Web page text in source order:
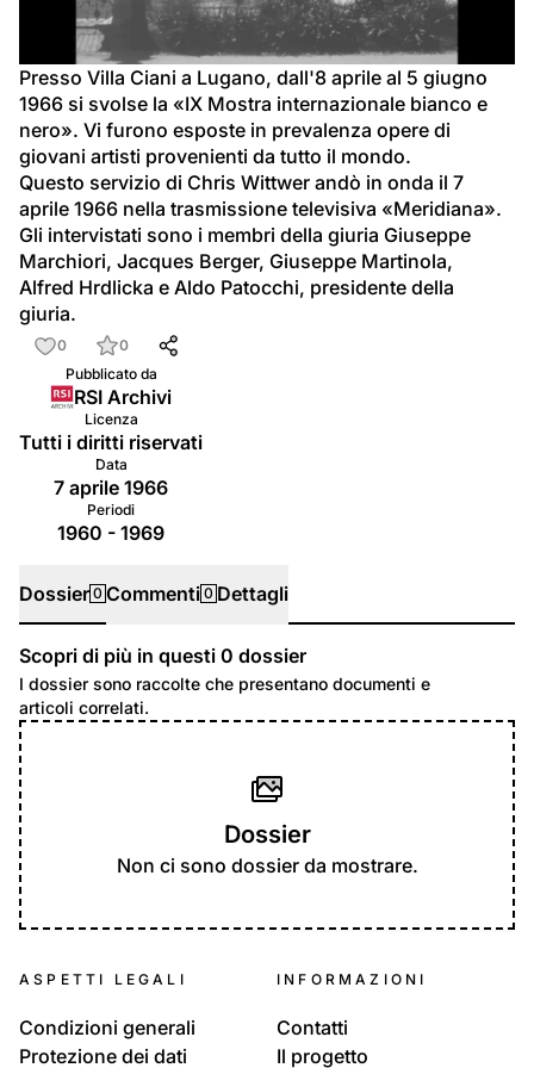
video
Presso Villa Ciani a Lugano, dall'8 aprile al 5 giugno
1966 si svolse la «IX Mostra internazionale bianco e
nero». Vi furono esposte in prevalenza opere di
giovani artisti provenienti da tutto il mondo.
Questo servizio di Chris Wittwer andò in onda il 7
aprile 1966 nella trasmissione televisiva «Meridiana».
Gli intervistati sono i membri della giuria Giuseppe
Marchiori, Jacques Berger, Giuseppe Martinola,
Alfred Hrdlicka e Aldo Patocchi, presidente della
giuria.
0
0
Pubblicato da
RSI Archivi
Licenza
Tutti i diritti riservati
Data
7 aprile 1966
Periodi
1960 - 1969
Dossier 0 Commenti 0 Dettagli
Dossier
Scopri di più in questi 0 dossier
I dossier sono raccolte che presentano documenti e
articoli correlati.
Dossier
Non ci sono dossier da mostrare.
ASPETTI LEGALI
Condizioni generali
Protezione dei dati
INFORMAZIONI
Contatti
Il progetto